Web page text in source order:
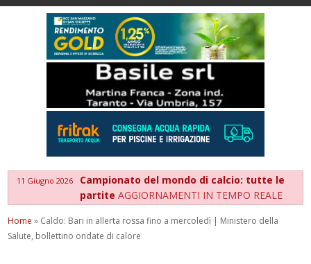
11 Giugno 2026
Campionato del mondo di calcio: tutte le
partiteAGGIORNAMENTI IN TEMPO REALE
Home » Caldo: Bari in allerta rossa fino a mercoledì | Ministero della
Salute, bollettino ondate di calore